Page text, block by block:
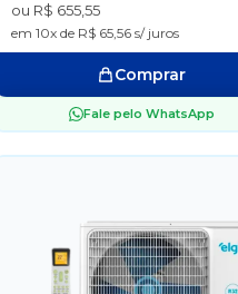
ou R$ 655,55
em 10x de R$ 65,56 s/ juros
Comprar
Fale pelo WhatsApp